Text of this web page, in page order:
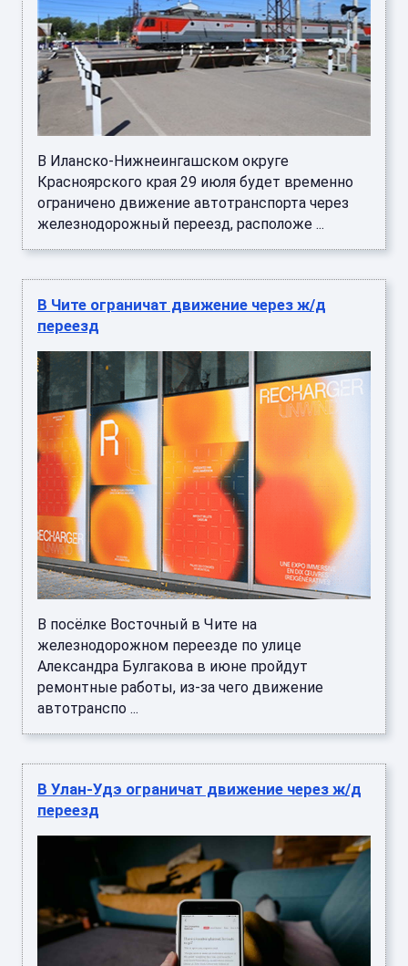
В Иланско-Нижнеингашском округе
Красноярского края 29 июля будет временно
ограничено движение автотранспорта через
железнодорожный переезд, расположе ...
В Чите ограничат движение через ж/д
переезд
В посёлке Восточный в Чите на
железнодорожном переезде по улице
Александра Булгакова в июне пройдут
ремонтные работы, из-за чего движение
автотранспо ...
В Улан-Удэ ограничат движение через ж/д
переезд